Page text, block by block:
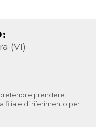
(VI)
prendere
filiale di riferimento per